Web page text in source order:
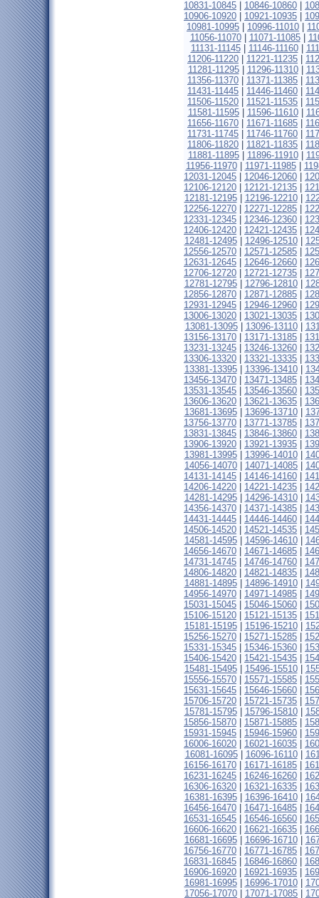
10831-10845
10846-10860
10906-10920
10921-10935
10981-10995
10996-11010
11056-11070| 11071-11085|
11131-11145| 11146-11160|
11206-11220
11221-11235
11281-11295| 11296-11310|
11356-11370
11371-11385
11431-11445
11446-11460
11506-11520
11521-11535
11581-11595| 11596-11610|
11656-11670
11671-11685
11731-11745
11746-11760
11806-11820
11821-11835
11881-11895| 11896-11910|
11956-11970| 11971-11985|
12031-12045
12046-12060
12106-12120
12121-12135
12181-12195| 12196-12210|
12256-12270
12271-12285
12331-12345
12346-12360
12406-12420
12421-12435
12481-12495| 12496-12510|
12556-12570
12571-12585
12631-12645
12646-12660
12706-12720
12721-12735
12781-12795| 12796-12810|
12856-12870
12871-12885
12931-12945
12946-12960
13006-13020
13021-13035
13081-13095| 13096-13110|
13156-13170
13171-13185
13231-13245
13246-13260
13306-13320
13321-13335
13381-13395| 13396-13410|
13456-13470
13471-13485
13531-13545
13546-13560
13606-13620
13621-13635
13681-13695| 13696-13710|
13756-13770
13771-13785
13831-13845
13846-13860
13906-13920
13921-13935
13981-13995| 13996-14010|
14056-14070
14071-14085
14131-14145
14146-14160
14206-14220
14221-14235
14281-14295| 14296-14310|
14356-14370
14371-14385
14431-14445
14446-14460
14506-14520
14521-14535
14581-14595| 14596-14610|
14656-14670
14671-14685
14731-14745
14746-14760
14806-14820
14821-14835
14881-14895| 14896-14910|
14956-14970
14971-14985
15031-15045
15046-15060
15106-15120
15121-15135
15181-15195| 15196-15210|
15256-15270
15271-15285
15331-15345
15346-15360
15406-15420
15421-15435
15481-15495| 15496-15510|
15556-15570
15571-15585
15631-15645
15646-15660
15706-15720
15721-15735
15781-15795| 15796-15810|
15856-15870
15871-15885
15931-15945
15946-15960
16006-16020
16021-16035
16081-16095| 16096-16110|
16156-16170
16171-16185
16231-16245
16246-16260
16306-16320
16321-16335
16381-16395| 16396-16410|
16456-16470
16471-16485
16531-16545
16546-16560
16606-16620
16621-16635
16681-16695| 16696-16710|
16756-16770
16771-16785
16831-16845
16846-16860
16906-16920
16921-16935
16981-16995| 16996-17010|
17056-17070
17071-17085